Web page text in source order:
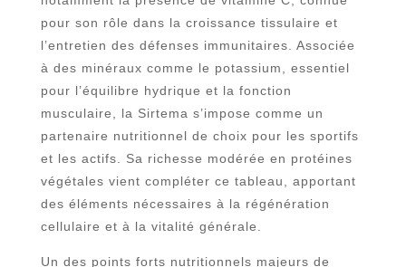
pour son rôle dans la croissance tissulaire et
l’entretien des défenses immunitaires. Associée
à des minéraux comme le potassium, essentiel
pour l’équilibre hydrique et la fonction
musculaire, la Sirtema s’impose comme un
partenaire nutritionnel de choix pour les sportifs
et les actifs. Sa richesse modérée en protéines
végétales vient compléter ce tableau, apportant
des éléments nécessaires à la régénération
cellulaire et à la vitalité générale.
Un des points forts nutritionnels majeurs de